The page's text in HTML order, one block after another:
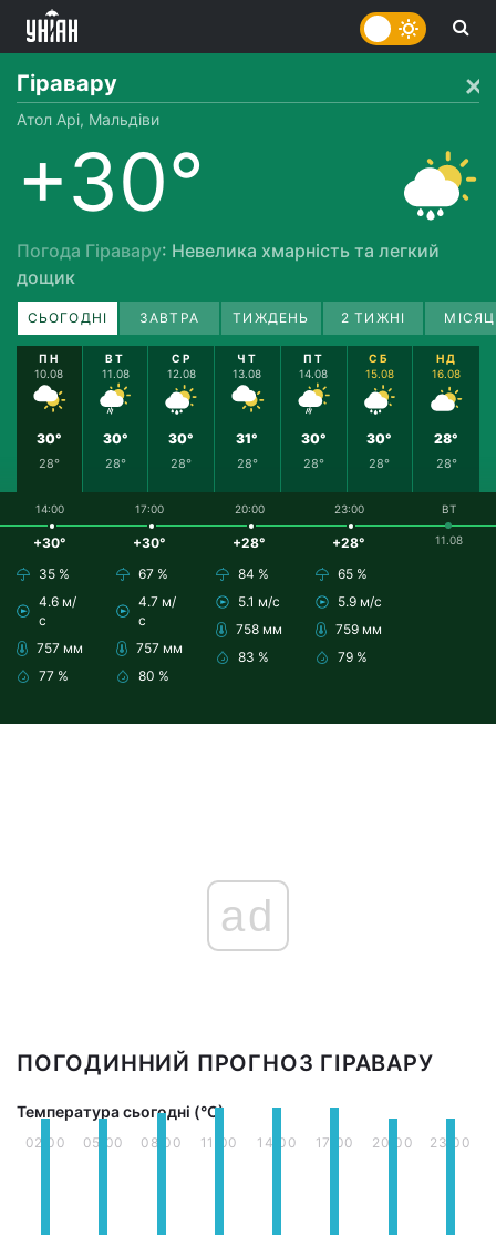
Гіравару
Атол Арі, Мальдіви
+30°
Погода Гіравару: Невелика хмарність та легкий
дощик
СЬОГОДНІ ЗАВТРА ТИЖДЕНЬ 2 ТИЖНІ
ПН
10.08
30°
28°
ВТ
11.08
30°
28°
СР
12.08
30°
28°
ЧТ
13.08
31°
28°
ПТ
14.08
30°
28°
СБ
15.08
30°
28°
НД
16.08
28°
28°
14:00
+30°
35 %
4.6 м/
с
757 мм
77 %
17:00
+30°
67 %
4.7 м/
с
757 мм
80 %
20:00
+28°
84 %
5.1 м/с
758 мм
83 %
23:00
+28°
65 %
5.9 м/с
759 мм
79 %
ВТ
11.08
ad
ПОГОДИННИЙ ПРОГНОЗ ГІРАВАРУ
Температура сьогодні (°С)
02:00 05:00 08:00 11:00 14:00 17:00 20:00 23:00